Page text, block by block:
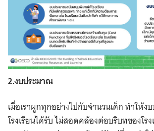
2.งบประมาณ
เมื่อเราผูกทุกอย่างไปกับจำนวนเด็ก ทำให้
โรงเรียนได้รับ ไม่สอดคล้องต่อบริบทของโร